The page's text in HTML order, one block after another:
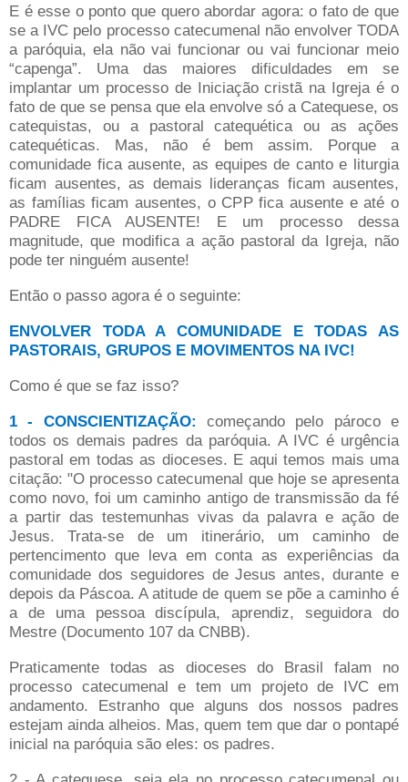
E é esse o ponto que quero abordar agora: o fato de que
se a IVC pelo processo catecumenal não envolver TODA
a paróquia, ela não vai funcionar ou vai funcionar meio
“capenga”. Uma das maiores dificuldades em se
implantar um processo de Iniciação cristã na Igreja é o
fato de que se pensa que ela envolve só a Catequese, os
catequistas, ou a pastoral catequética ou as ações
catequéticas. Mas, não é bem assim. Porque a
comunidade fica ausente, as equipes de canto e liturgia
ficam ausentes, as demais lideranças ficam ausentes,
as famílias ficam ausentes, o CPP fica ausente e até o
PADRE FICA AUSENTE! E um processo dessa
magnitude, que modifica a ação pastoral da Igreja, não
pode ter ninguém ausente!
Então o passo agora é o seguinte:
ENVOLVER TODA A COMUNIDADE E TODAS AS
PASTORAIS, GRUPOS E MOVIMENTOS NA IVC!
Como é que se faz isso?
1 - CONSCIENTIZAÇÃO:
começando pelo pároco e
todos os demais padres da paróquia. A IVC é urgência
pastoral em todas as dioceses. E aqui temos mais uma
citação: "O processo catecumenal que hoje se apresenta
como novo, foi um caminho antigo de transmissão da fé
a partir das testemunhas vivas da palavra e ação de
Jesus. Trata-se de um itinerário, um caminho de
pertencimento que leva em conta as experiências da
comunidade dos seguidores de Jesus antes, durante e
depois da Páscoa. A atitude de quem se põe a caminho é
a de uma pessoa discípula, aprendiz, seguidora do
Mestre (Documento 107 da CNBB).
Praticamente todas as dioceses do Brasil falam no
processo catecumenal e tem um projeto de IVC em
andamento. Estranho que alguns dos nossos padres
estejam ainda alheios. Mas, quem tem que dar o pontapé
inicial na paróquia são eles: os padres.